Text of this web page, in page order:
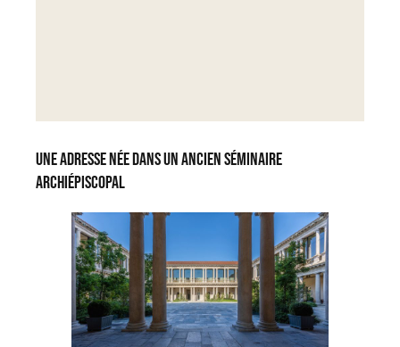
Une adresse née dans un ancien séminaire
archiépiscopal